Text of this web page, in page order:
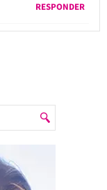
RESPONDER